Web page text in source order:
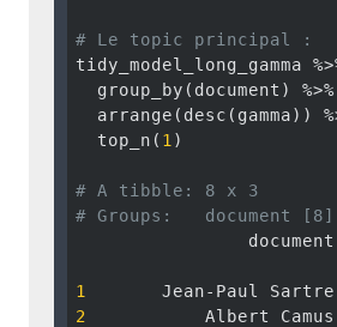
# Le topic principal :
tidy_model_long_gamma
  group_by(document) %>%
arrange(desc(gamma))
  top_n(
1 )
# A tibble: 8 x 3
# Groups:   document [8]
document
1
Jean-Paul
2
Albert